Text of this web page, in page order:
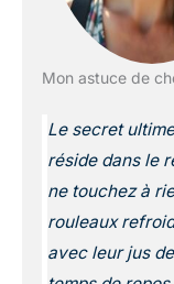
Mon astuce de
Le secret
réside dans le
ne touchez à
rouleaux
avec leur jus